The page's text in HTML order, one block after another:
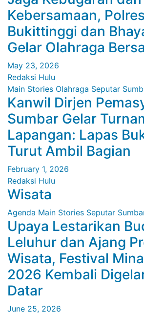
Kebersamaan,
Bukittinggi dan
Gelar Olahraga
May 23, 2026
Redaksi Hulu
Main Stories Olahraga Seputar
Kanwil Dirjen
Sumbar Gelar
Lapangan: Lapas
Turut Ambil Bagian
February 1, 2026
Redaksi Hulu
Wisata
Agenda Main Stories Seputar
Upaya Lestarikan
Leluhur dan Ajang
Wisata, Festival
2026 Kembali
Datar
June 25, 2026